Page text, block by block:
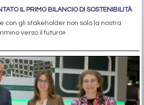
IL PRIMO BILANCIO DI SOSTENIBILITÀ
con gli stakeholder non solo la nostra
verso il futuro»